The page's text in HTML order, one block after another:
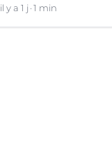
il y a 1 j 1 min